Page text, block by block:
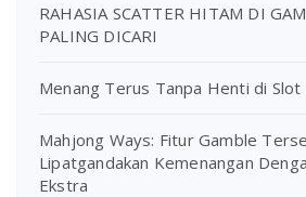
RAHASIA SCATTER HITAM DI
PALING DICARI
Menang Terus Tanpa Henti di
Mahjong Ways: Fitur Gamble
Lipatgandakan Kemenangan
Ekstra